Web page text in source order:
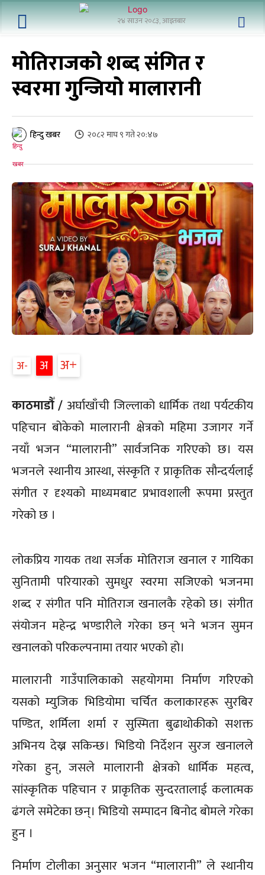
२४ साउन २०८३, आइतबार
मोतिराजको शब्द संगित र
स्वरमा गुन्जियो मालारानी
हिन्दु खबर २०८२ माघ ९ गते २०:४७
अ- अ अ+
काठमाडौँ / अर्घाखाँची जिल्लाको धार्मिक तथा पर्यटकीय
पहिचान बोकेको मालारानी क्षेत्रको महिमा उजागर गर्ने
नयाँ भजन “मालारानी” सार्वजनिक गरिएको छ। यस
भजनले स्थानीय आस्था, संस्कृति र प्राकृतिक सौन्दर्यलाई
संगीत र दृश्यको माध्यमबाट प्रभावशाली रूपमा प्रस्तुत
गरेको छ ।
लोकप्रिय गायक तथा सर्जक मोतिराज खनाल र गायिका
सुनितामी परियारको सुमधुर स्वरमा सजिएको भजनमा
शब्द र संगीत पनि मोतिराज खनालकै रहेको छ। संगीत
संयोजन महेन्द्र भण्डारीले गरेका छन् भने भजन सुमन
खनालको परिकल्पनामा तयार भएको हो।
मालारानी गाउँपालिकाको सहयोगमा निर्माण गरिएको
यसको म्युजिक भिडियोमा चर्चित कलाकारहरू सुरबिर
पण्डित, शर्मिला शर्मा र सुस्मिता बुढाथोकीको सशक्त
अभिनय देख्न सकिन्छ। भिडियो निर्देशन सुरज खनालले
गरेका हुन्, जसले मालारानी क्षेत्रको धार्मिक महत्व,
सांस्कृतिक पहिचान र प्राकृतिक सुन्दरतालाई कलात्मक
ढंगले समेटेका छन्। भिडियो सम्पादन बिनोद बोमले गरेका
हुन ।
निर्माण टोलीका अनुसार भजन “मालारानी” ले स्थानीय